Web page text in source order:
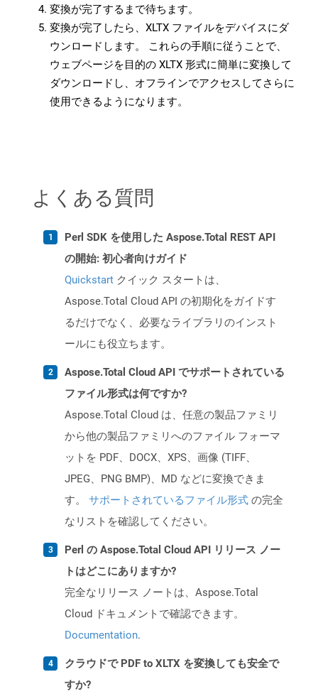
変換が完了するまで待ちます。
変換が完了したら、XLTX ファイルをデバイスにダ
ウンロードします。 これらの手順に従うことで、
ウェブページを目的の XLTX 形式に簡単に変換して
ダウンロードし、オフラインでアクセスしてさらに
使用できるようになります。
よくある質問
Perl SDK を使用した Aspose.Total REST API
の開始: 初心者向けガイド
Quickstart クイック スタートは、
Aspose.Total Cloud API の初期化をガイドす
るだけでなく、必要なライブラリのインスト
ールにも役立ちます。
Aspose.Total Cloud API でサポートされている
ファイル形式は何ですか?
Aspose.Total Cloud は、任意の製品ファミリ
から他の製品ファミリへのファイル フォーマ
ットを PDF、DOCX、XPS、画像 (TIFF、
JPEG、PNG BMP)、MD などに変換できま
す。 サポートされているファイル形式 の完全
なリストを確認してください。
Perl の Aspose.Total Cloud API リリース ノー
トはどこにありますか?
完全なリリース ノートは、Aspose.Total
Cloud ドキュメントで確認できます。
Documentation.
クラウドで PDF to XLTX を変換しても安全で
すか?